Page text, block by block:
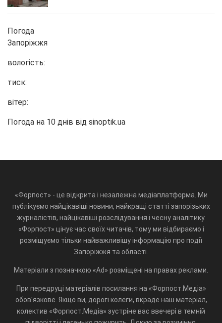
Погода
Запоріжжя
вологість:
тиск:
вітер:
Погода на 10 днів від sinoptik.ua
«Форпост» - це відкрита і незалежна медіаплатформа. Ми
публікуємо найцікавіші новини, найкращі статті запорізьких
журналістів, найцікавіші розслідування і чесну аналітику.
«Форпост» цінує час своїх читачів, тому ми відбираємо і
розміщуємо тільки найважливішу інформацію про події
Запоріжжя та області.
Матеріали з позначкою «Ad» розміщені на правах реклами.
При передруці матеріалів посилання на «Форпост.Медіа»
обов'язкове. Якщо ви, дорогі колеги, вкраде наш матеріал,
колектив «Форпост.Медіа» зустріне вас ввечері в темній